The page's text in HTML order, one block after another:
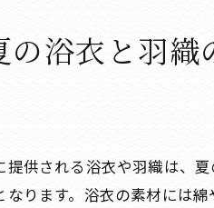
の浴衣と羽織
提供される浴衣や羽織は、
ります。浴衣の素材には